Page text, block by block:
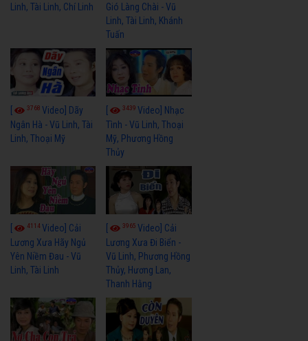
Linh, Tài Linh, Chí Linh
Gió Làng Chài - Vũ
Linh, Tài Linh, Khánh
Tuấn
3768 Video] Dãy
Ngân Hà - Vũ Linh, Tài
Linh, Thoại Mỹ
3439Video] Nhạc
Tình - Vũ Linh, Thoại
Mỹ, Phương Hồng
Thủy
4114Video] Cải
Lương Xưa Hãy Ngủ
Yên Niềm Đau - Vũ
Linh, Tài Linh
3965Video] Cải
Lương Xưa Đi Biển -
Vũ Linh, Phương Hồng
Thủy, Hương Lan,
Thanh Hằng